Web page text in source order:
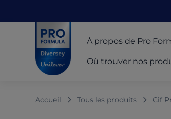
Pro Formula
À propos de Pro
Où trouver nos
Accueil Tous les produits Cif